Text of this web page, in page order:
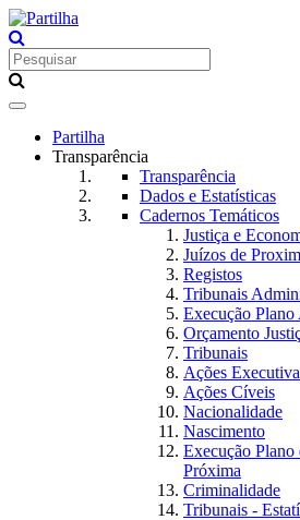
Toggle
navigationPartilha
Transparência
Transparência
Dados e Estatísticas
Cadernos Temáticos
Justiça e
Juízos de
Registos
Tribunais
Execução Plano
Orçamento
Tribunais
Ações
Ações Cíveis
Nacionalidade
Nascimento
Execução Plano
Próxima
Criminalidade
Tribunais -